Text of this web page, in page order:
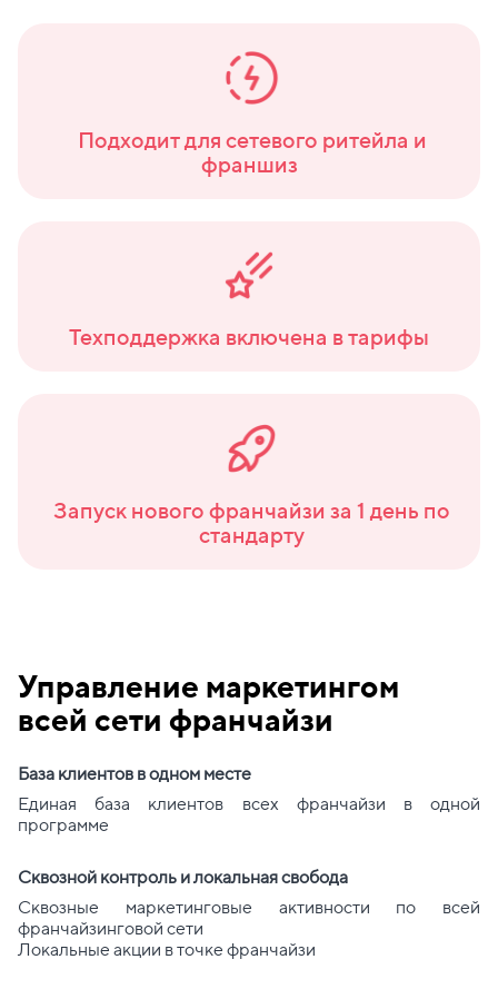
Подходит для сетевого ритейла и
франшиз
Техподдержка включена в тарифы
Запуск нового франчайзи за 1 день по
стандарту
Управление маркетингом
всей сети франчайзи
База клиентов в одном месте
Единая база клиентов всех франчайзи в одной
программе
Сквозной контроль и локальная свобода
Сквозные маркетинговые активности по всей
франчайзинговой сети
Локальные акции в точке франчайзи